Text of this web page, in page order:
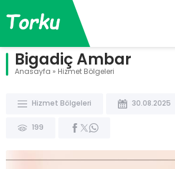
Bigadiç Ambar
Anasayfa » Hizmet Bölgeleri
Hizmet Bölgeleri 30.08.2025
199